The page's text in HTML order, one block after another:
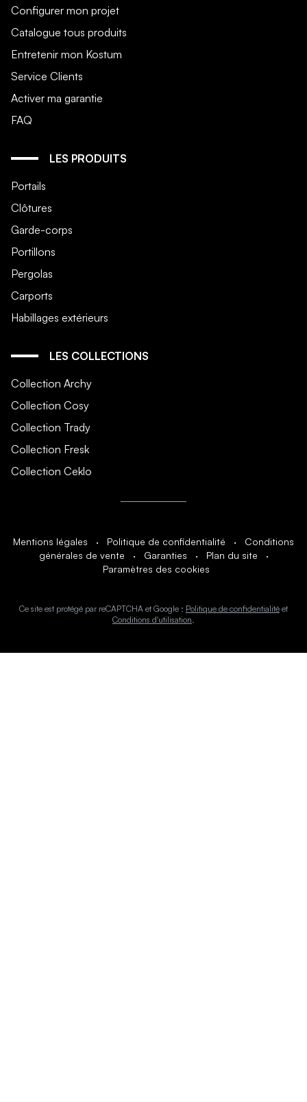
Configurer mon projet
Catalogue tous produits
Entretenir mon Kostum
Service Clients
Activer ma garantie
FAQ
LES PRODUITS
Portails
Clôtures
Garde-corps
Portillons
Pergolas
Carports
Habillages extérieurs
LES COLLECTIONS
Collection Archy
Collection Cosy
Collection Trady
Collection Fresk
Collection Ceklo
Mentions légales · Politique de confidentialité ·
Conditions
générales de vente
· Garanties · Plan du site
·
Paramètres des cookies
Ce site est protégé par reCAPTCHA et Google : Politique de confidentialité et
Conditions d'utilisation